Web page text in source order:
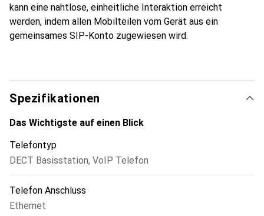
kann eine nahtlose, einheitliche Interaktion erreicht
werden, indem allen Mobilteilen vom Gerät aus ein
gemeinsames SIP-Konto zugewiesen wird.
Spezifikationen
Das Wichtigste auf einen Blick
Telefontyp
DECT Basisstation, VoIP Telefon
Telefon Anschluss
Ethernet